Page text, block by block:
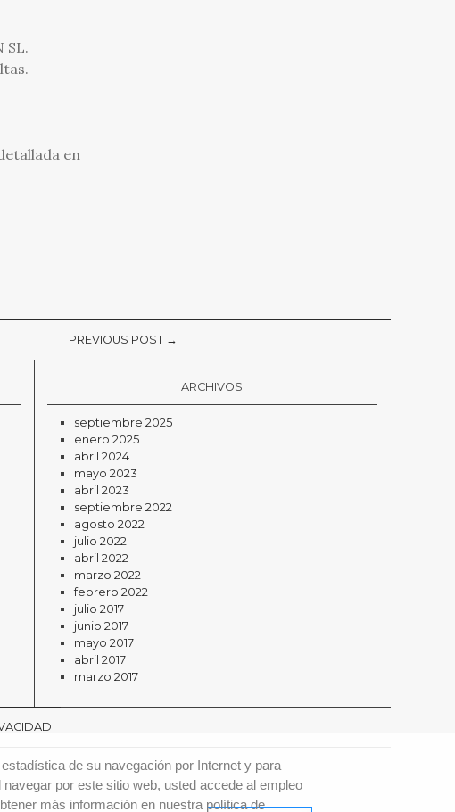
SL.
en
PREVIOUS POST →
ARCHIVOS
septiembre 2025
enero 2025
abril 2024
mayo 2023
abril 2023
septiembre 2022
agosto 2022
julio 2022
abril 2022
marzo 2022
febrero 2022
julio 2017
junio 2017
mayo 2017
abril 2017
marzo 2017
de su navegación por Internet y para
por este sitio web, usted accede al empleo
más información en nuestra política de